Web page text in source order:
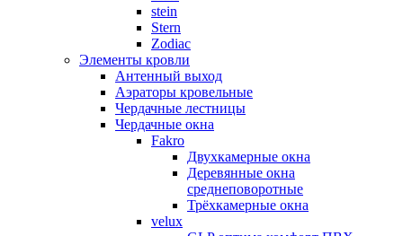
stein
Stern
Zodiac
Элементы кровли
Антенный выход
Аэраторы кровельные
Чердачные лестницы
Чердачные окна
Fakro
Двухкамерные окна
Деревянные окна
среднеповоротные
Трёхкамерные окна
velux